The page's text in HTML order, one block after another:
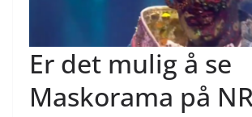
Er det mulig å se
Maskorama på